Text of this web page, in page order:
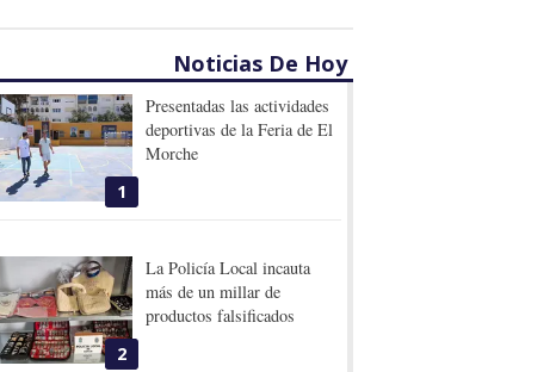
Noticias De Hoy
1
Presentadas las actividades
deportivas de la Feria de El
Morche
2
La Policía Local incauta
más de un millar de
productos falsificados